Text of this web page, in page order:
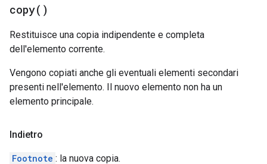
copy( )
Restituisce una copia indipendente e completa
dell'elemento corrente.
Vengono copiati anche gli eventuali elementi secondari
presenti nell'elemento. Il nuovo elemento non ha un
elemento principale.
Indietro
Footnote : la nuova copia.